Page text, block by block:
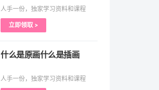
人手一份，独家学习资料和课程
立即领取 >
什么是原画什么是插画
人手一份，独家学习资料和课程